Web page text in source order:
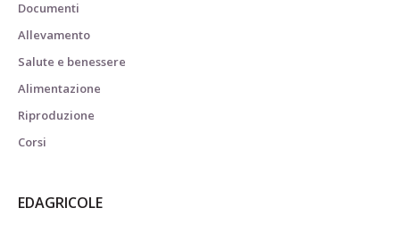
Documenti
Allevamento
Salute e benessere
Alimentazione
Riproduzione
Corsi
EDAGRICOLE